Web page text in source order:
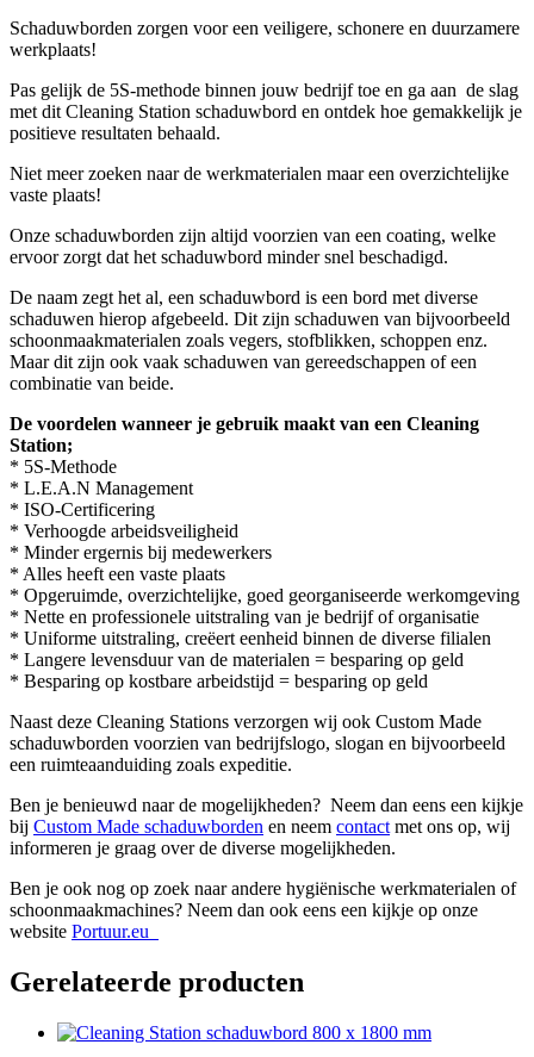
Schaduwborden zorgen voor een veiligere, schonere en duurzamere
werkplaats!
Pas gelijk de 5S-methode binnen jouw bedrijf toe en ga aan de slag
met dit Cleaning Station schaduwbord en ontdek hoe gemakkelijk je
positieve resultaten behaald.
Niet meer zoeken naar de werkmaterialen maar een overzichtelijke
vaste plaats!
Onze schaduwborden zijn altijd voorzien van een coating, welke
ervoor zorgt dat het schaduwbord minder snel beschadigd.
De naam zegt het al, een schaduwbord is een bord met diverse
schaduwen hierop afgebeeld. Dit zijn schaduwen van bijvoorbeeld
schoonmaakmaterialen zoals vegers, stofblikken, schoppen enz.
Maar dit zijn ook vaak schaduwen van gereedschappen of een
combinatie van beide.
De voordelen wanneer je gebruik maakt van een Cleaning
Station;
* 5S-Methode
* L.E.A.N Management
* ISO-Certificering
* Verhoogde arbeidsveiligheid
* Minder ergernis bij medewerkers
* Alles heeft een vaste plaats
* Opgeruimde, overzichtelijke, goed georganiseerde werkomgeving
* Nette en professionele uitstraling van je bedrijf of organisatie
* Uniforme uitstraling, creëert eenheid binnen de diverse filialen
* Langere levensduur van de materialen = besparing op geld
* Besparing op kostbare arbeidstijd = besparing op geld
Naast deze Cleaning Stations verzorgen wij ook Custom Made
schaduwborden voorzien van bedrijfslogo, slogan en bijvoorbeeld
een ruimteaanduiding zoals expeditie.
Ben je benieuwd naar de mogelijkheden? Neem dan eens een kijkje
bij Custom Made schaduwborden en neem contact met ons op, wij
informeren je graag over de diverse mogelijkheden.
Ben je ook nog op zoek naar andere hygiënische werkmaterialen of
schoonmaakmachines? Neem dan ook eens een kijkje op onze
website Portuur.eu
Gerelateerde producten